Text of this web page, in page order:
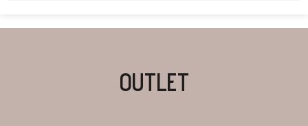
OUTLET